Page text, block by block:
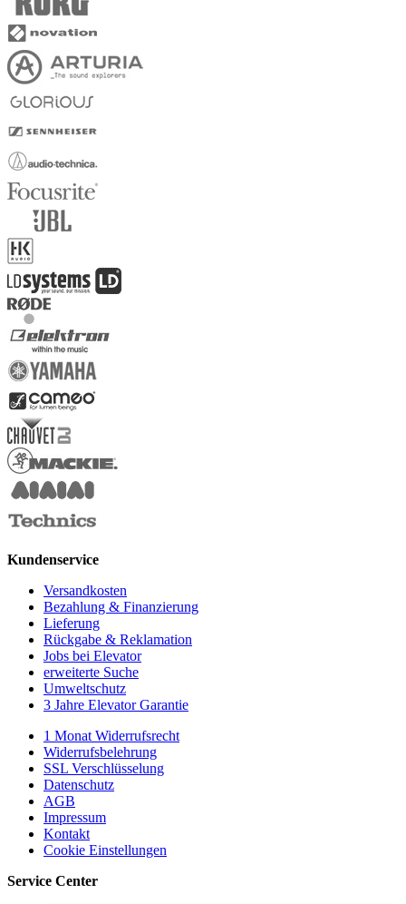
Kundenservice
Versandkosten
Bezahlung & Finanzierung
Lieferung
Rückgabe & Reklamation
Jobs bei Elevator
erweiterte Suche
Umweltschutz
3 Jahre Elevator Garantie
1 Monat Widerrufsrecht
Widerrufsbelehrung
SSL Verschlüsselung
Datenschutz
AGB
Impressum
Kontakt
Cookie Einstellungen
Service Center